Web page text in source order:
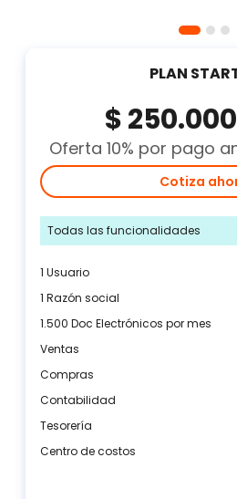
PLAN
$
Oferta 10% por pago
Cotiza
Todas las funcionalidades
1 Usuario
1 Razón social
1.500 Doc Electrónicos por mes
Ventas
Compras
Contabilidad
Tesorería
Centro de costos